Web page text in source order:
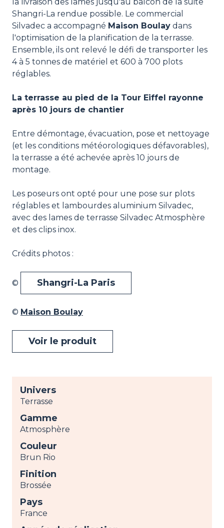
Shangri-La rendue possible. Le commercial
Silvadec a accompagné Maison Boulay dans
l'optimisation de la planification de la terrasse.
Ensemble, ils ont relevé le défi de transporter les
4 à 5 tonnes de matériel et 600 à 700 plots
réglables.
La terrasse au pied de la Tour Eiffel rayonne
après 10 jours de chantier
Entre démontage, évacuation, pose et nettoyage
(et les conditions météorologiques défavorables),
la terrasse a été achevée après 10 jours de
montage.
Les poseurs ont opté pour une pose sur plots
réglables et lambourdes aluminium Silvadec,
avec des lames de terrasse Silvadec Atmosphère
et des clips inox.
Crédits photos :
© Shangri-La Paris
© Maison Boulay
Voir le produit
Univers
Terrasse
Gamme
Atmosphère
Couleur
Brun Rio
Finition
Brossée
Pays
France